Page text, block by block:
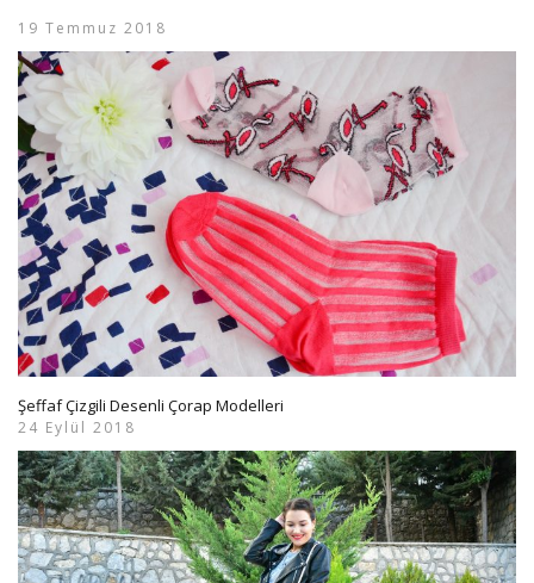
19 Temmuz 2018
Şeffaf Çizgili Desenli Çorap Modelleri
24 Eylül 2018